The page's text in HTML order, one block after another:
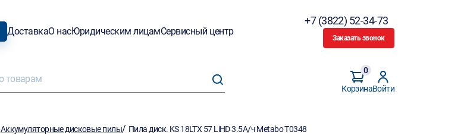
ДоставкаО насЮридическим лицамСервисный центр
+7 (3822) 52-34-73
Заказать звонок
Корзина
0
Войти
Аккумуляторные дисковые пилы/ Пила диск. KS 18LTX 57 LiHD 3.5А/ч Metabo T0348